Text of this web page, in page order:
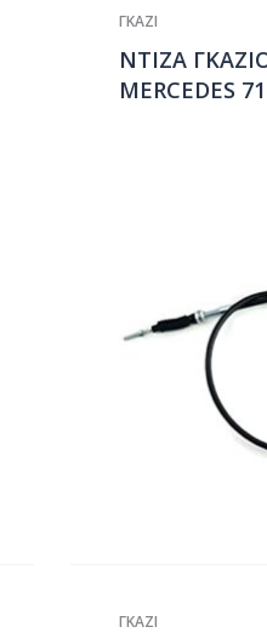
ΓΚΑΖΙ
ΝΤΙΖΑ
MERCEDES
ΓΚΑΖΙ